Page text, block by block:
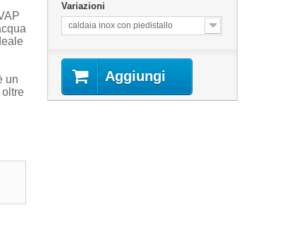
un
Variazioni
caldaia inox con piedistallo
Aggiungi